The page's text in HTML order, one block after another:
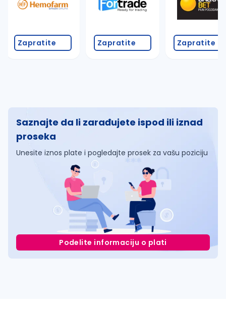
Zapratite Zapratite Zapratite
Saznajte da li zarađujete ispod ili iznad
proseka
Unesite iznos plate i pogledajte prosek za vašu poziciju
Podelite informaciju o plati